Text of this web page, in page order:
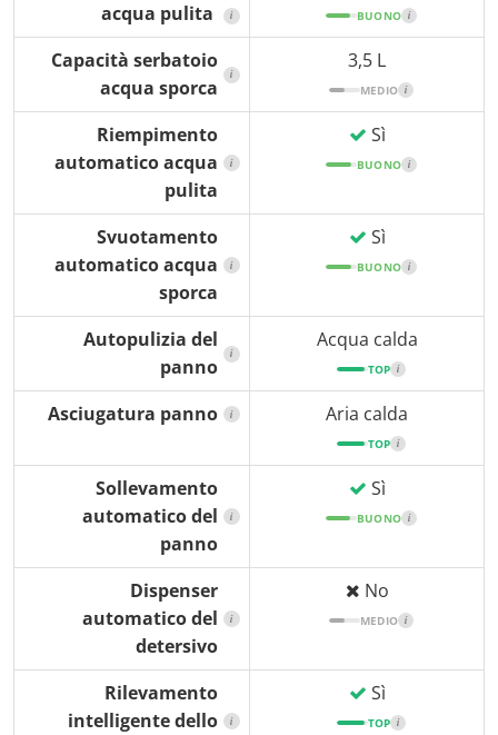
acqua pulita
i BUONO i
Capacità serbatoio
acqua sporca
i
3,5 L
MEDIO i
Riempimento
automatico acqua
pulita
i
Sì
BUONO i
Svuotamento
automatico acqua
sporca
i
Sì
BUONO i
Autopulizia del
panno
i
Acqua calda
TOP i
Asciugatura panno i Aria calda
TOP i
Sollevamento
automatico del
panno
i
Sì
BUONO i
Dispenser
automatico del
detersivo
i
No
MEDIO i
Rilevamento
intelligente dello
i
Sì
TOP i